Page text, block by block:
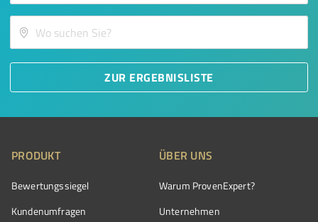
ZUR ERGEBNISLISTE
PRODUKT
Bewertungssiegel
Kundenumfragen
ÜBER UNS
Warum ProvenExpert?
Unternehmen